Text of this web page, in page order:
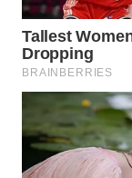
PADANG
LAWAS
SUMEDANG
WN
CIANJUR